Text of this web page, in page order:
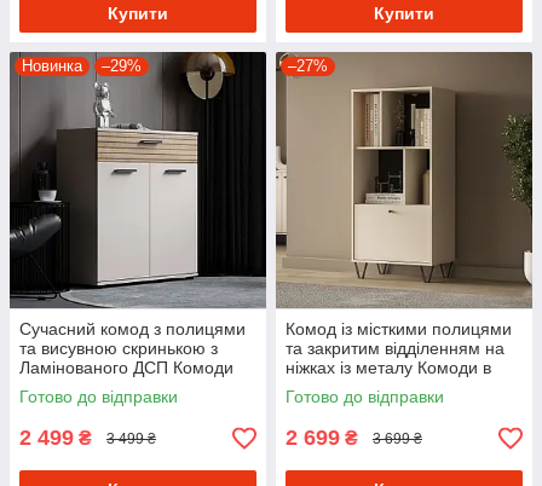
Купити Купити
Новинка –29%
Сучасний комод з полицями
та висувною скринькою з
Ламінованого ДСП Комоди
для передпокою 80 см
шириною
Готово до відправки
2 499 ₴ 3 499 ₴
–27%
Комод із місткими полицями
та закритим відділенням на
ніжках із металу Комоди в
стилі лофт
Готово до відправки
2 699 ₴ 3 699 ₴